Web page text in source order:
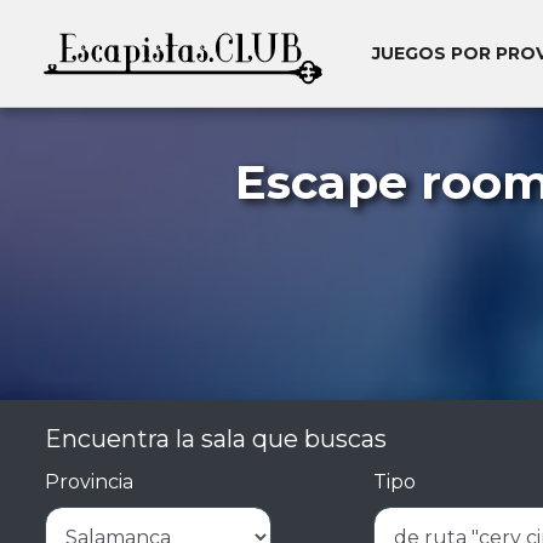
JUEGOS POR
Escape
Encuentra la sala que buscas
Provincia Tipo